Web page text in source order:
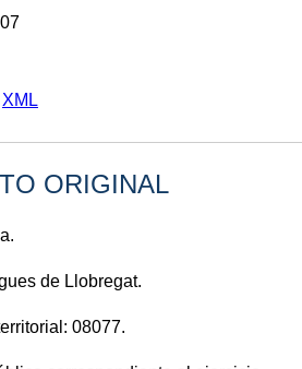
XML
ORIGINAL
de Llobregat.
08077.